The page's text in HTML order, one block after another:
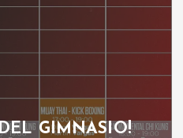
GIMNASIO!